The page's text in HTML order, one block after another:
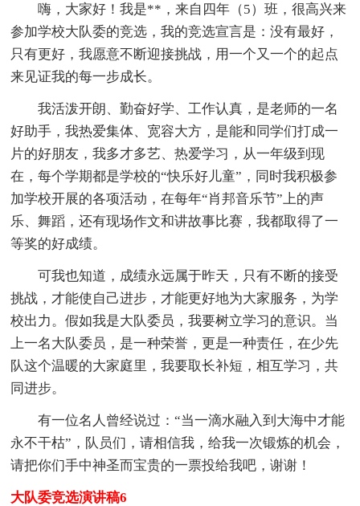
嗨，大家好！我是**，来自四年（5）班，很高兴来
参加学校大队委的竞选，我的竞选宣言是：没有最好，
只有更好，我愿意不断迎接挑战，用一个又一个的起点
来见证我的每一步成长。
我活泼开朗、勤奋好学、工作认真，是老师的一名
好助手，我热爱集体、宽容大方，是能和同学们打成一
片的好朋友，我多才多艺、热爱学习，从一年级到现
在，每个学期都是学校的“快乐好儿童”，同时我积极参
加学校开展的各项活动，在每年“肖邦音乐节”上的声
乐、舞蹈，还有现场作文和讲故事比赛，我都取得了一
等奖的好成绩。
可我也知道，成绩永远属于昨天，只有不断的接受
挑战，才能使自己进步，才能更好地为大家服务，为学
校出力。假如我是大队委员，我要树立学习的意识。当
上一名大队委员，是一种荣誉，更是一种责任，在少先
队这个温暖的大家庭里，我要取长补短，相互学习，共
同进步。
有一位名人曾经说过：“当一滴水融入到大海中才能
永不干枯”，队员们，请相信我，给我一次锻炼的机会，
请把你们手中神圣而宝贵的一票投给我吧，谢谢！
大队委竞选演讲稿6